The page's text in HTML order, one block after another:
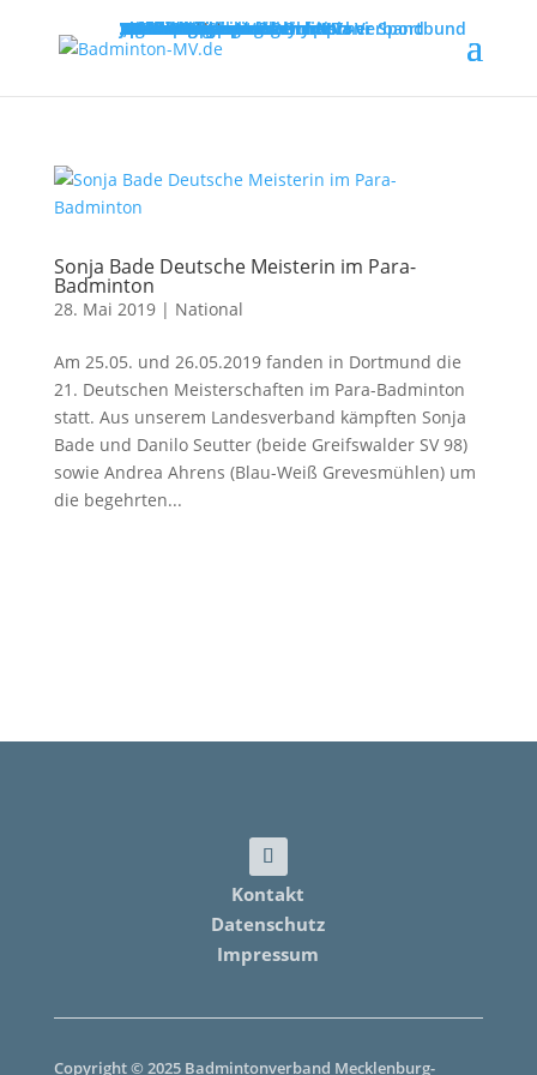
MENUMENU
Willkommen
Verband
Verbandsführung
Ausschreibungen
Vereine
Vereinsservice
Spielbetrieb
Turniere
Landesliga
Landesklasse
Bezirksliga
Lehre & Ausbildung
Ausbildungen
Fortbildungen
Trainerinfos
Schulsport
Shuttle Time
„Mach mit – spiel dich fit!“
Jugend trainiert für Olympia
Spiel- und Sportabzeichen
Badmintonabenteuer mit Toni
Links
DBV - Deutscher Badminton-Verband
DBV - Gruppe Nord
DOSB - Deutscher Olympischer Sportbund
LSB - Landessportbund MV
Sonja Bade Deutsche Meisterin im Para-
Badminton
28. Mai 2019| National
Am 25.05. und 26.05.2019 fanden in Dortmund die
21. Deutschen Meisterschaften im Para-Badminton
statt. Aus unserem Landesverband kämpften Sonja
Bade und Danilo Seutter (beide Greifswalder SV 98)
sowie Andrea Ahrens (Blau-Weiß Grevesmühlen) um
die begehrten...
Kontakt
Datenschutz
Impressum
Copyright © 2025 Badmintonverband Mecklenburg-